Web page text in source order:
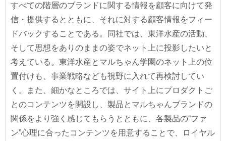
すべての階層のブランドに関する情報を顧客に向けて発
信・提供するとともに、それに対する顧客情報をフィー
ドバックすることである。同社では、東洋水産の活動、
そして思想をありのままの姿でネット上に投影したいと
考えている。東洋水産とマルちゃん学園のネット上の位
置付けも、事業戦略なども視野に入れて再検討してい
く。また、細かなところでは、サイト上にプロダクトご
とのコンテンツを開設し、製品とマルちゃんブランドの
関係をより強く感じてもらうとともに、各製品の“ファ
ン”心理に合ったコンテンツを用意することで、ロイヤル